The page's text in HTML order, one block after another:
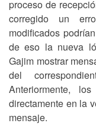
proceso de
corregido un
modificados
de eso la nueva
Gajim mostrar
del
Anteriormente,
directamente en la
mensaje.